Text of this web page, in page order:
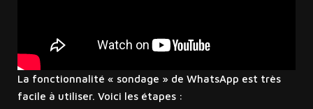
La fonctionnalité « sondage » de WhatsApp est très
facile à utiliser. Voici les étapes :